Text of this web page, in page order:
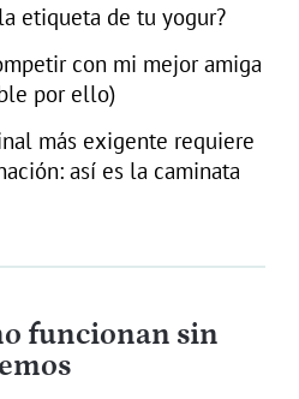
etiqueta de tu yogur?
con mi mejor amiga
por ello)
más exigente requiere
así es la caminata
funcionan sin